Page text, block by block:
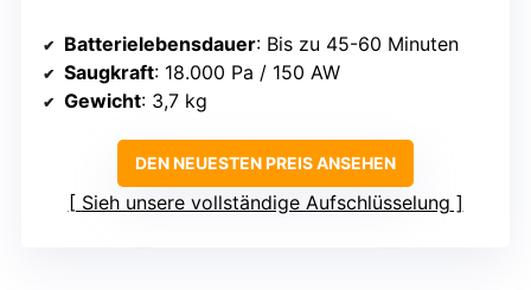
Batterielebensdauer: Bis zu 45-60 Minuten
Saugkraft: 18.000 Pa / 150 AW
Gewicht: 3,7 kg
DEN NEUESTEN PREIS ANSEHEN
Sieh unsere vollständige Aufschlüsselung